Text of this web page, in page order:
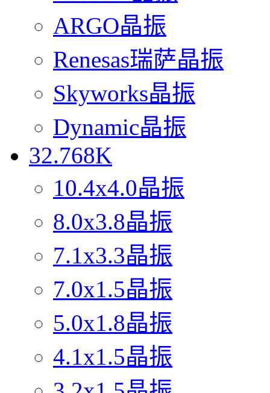
ARGO晶振
Renesas瑞萨晶振
Skyworks晶振
Dynamic晶振
32.768K
10.4x4.0晶振
8.0x3.8晶振
7.1x3.3晶振
7.0x1.5晶振
5.0x1.8晶振
4.1x1.5晶振